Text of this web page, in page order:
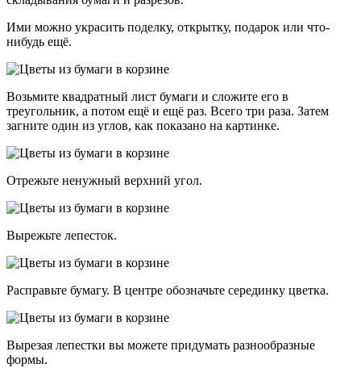
Ими можно украсить поделку, открытку, подарок или что-
нибудь ещё.
Возьмите квадратный лист бумаги и сложите его в
треугольник, а потом ещё и ещё раз. Всего три раза. Затем
загните один из углов, как показано на картинке.
Отрежьте ненужный верхний угол.
Вырежьте лепесток.
Расправьте бумагу. В центре обозначьте серединку цветка.
Вырезая лепестки вы можете придумать разнообразные
формы.